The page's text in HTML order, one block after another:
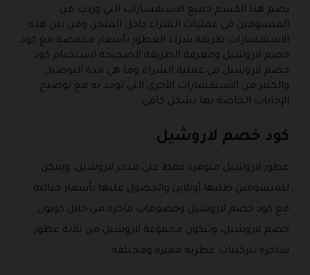
يضم هذا القسم جميع الاستفسارات التي وردت من
المتسوقين في عمليات الشراء داخل المتجر، ومن بين هذه
الاستفسارات طريقة شراء العطور بأسعار مخفضة مع كود
خصم لاروشيل ومعرفة الطريقة الصحيحة لاستخدام كود
خصم لاروشيل في عملية الشراء وما هي مدة التوصيل
والكثير من الاستفسارات الأخرى التي توجد به مع توضيح
الإجابات الخاصة بها بشكل كافي.
كود خصم لاروشيل
عطور لاروشيل متوفرة فقط على متجر لاروشيل، ويمكن
للمتسوقين طلبها أونلاين والحصول عليها بأسعار خيالية
مع كود خصم لاروشيل وخصومات فاخرة من خلال كوبون
خصم لاروشيل، وتتكون مجموعة لاروشيل من ثلاثة عطور
ساحرة بتركيبات عطرية مميزة ومختلفة: